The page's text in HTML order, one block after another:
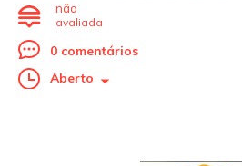
não
avaliada
0 comentários
Aberto